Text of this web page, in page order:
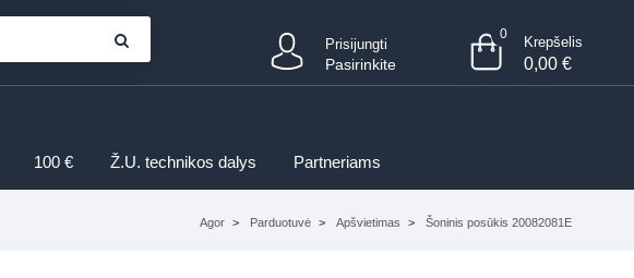
Prisijungti
Pasirinkite
0 Krepšelis
0,00 €
100 € Ž.U. technikos dalys Partneriams
Agor Parduotuvė Apšvietimas Šoninis posūkis 20082081E